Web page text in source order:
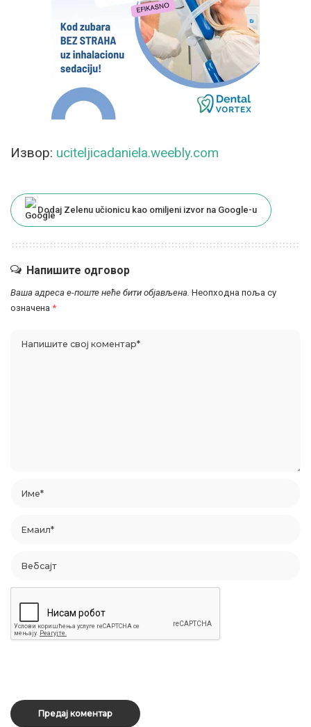
Извор: uciteljicadaniela.weebly.com
Dodaj Zelenu učionicu kao omiljeni izvor na Google-u
Напишите одговор
Ваша адреса е-поште неће бити објављена. Неопходна поља су
означена *